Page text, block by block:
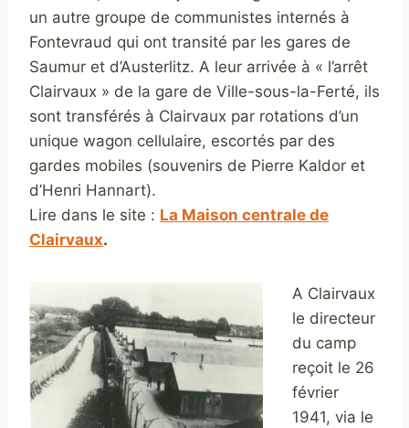
un autre groupe de communistes internés à
Fontevraud qui ont transité par les gares de
Saumur et d’Austerlitz. A leur arrivée à « l’arrêt
Clairvaux » de la gare de Ville-sous-la-Ferté, ils
sont transférés à Clairvaux par rotations d’un
unique wagon cellulaire, escortés par des
gardes mobiles (souvenirs de Pierre Kaldor et
d’Henri Hannart).
Lire dans le site : La Maison centrale de
Clairvaux.
A Clairvaux
le directeur
du camp
reçoit le 26
février
1941, via le